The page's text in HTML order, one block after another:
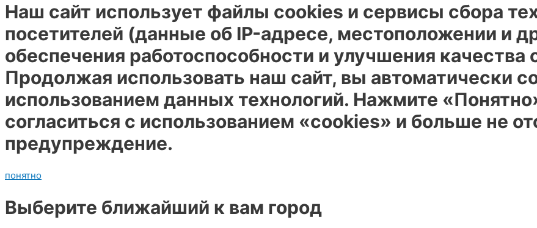
Наш сайт использует файлы cookies и сервисы сбора
посетителей (данные об IP-адресе, местоположении и
обеспечения работоспособности и улучшения качества
Продолжая использовать наш сайт, вы автоматически
использованием данных технологий. Нажмите
согласиться с использованием «cookies» и больше не
предупреждение.
понятно
Выберите ближайший к вам город